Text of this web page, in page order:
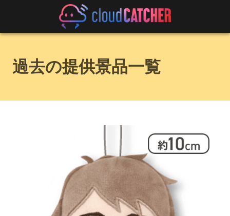
過去の提供景品一覧